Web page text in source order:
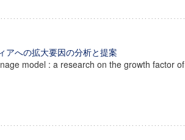
アへの拡大要因の分析と提案
model : a research on the growth factor of